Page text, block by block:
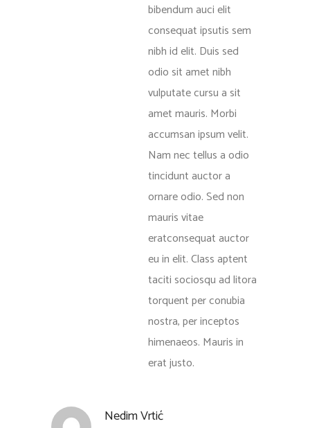
bibendum auci elit
consequat ipsutis sem
nibh id elit. Duis sed
odio sit amet nibh
vulputate cursu a sit
amet mauris. Morbi
accumsan ipsum velit.
Nam nec tellus a odio
tincidunt auctor a
ornare odio. Sed non
mauris vitae
eratconsequat auctor
eu in elit. Class aptent
taciti sociosqu ad litora
torquent per conubia
nostra, per inceptos
himenaeos. Mauris in
erat justo.
Nedim Vrtić